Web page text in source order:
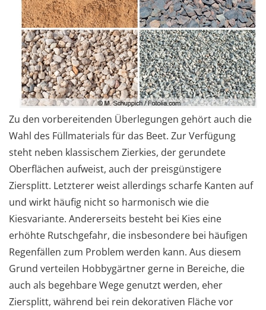
Zu den vorbereitenden Überlegungen gehört auch die
Wahl des Füllmaterials für das Beet. Zur Verfügung
steht neben klassischem Zierkies, der gerundete
Oberflächen aufweist, auch der preisgünstigere
Ziersplitt. Letzterer weist allerdings scharfe Kanten auf
und wirkt häufig nicht so harmonisch wie die
Kiesvariante. Andererseits besteht bei Kies eine
erhöhte Rutschgefahr, die insbesondere bei häufigen
Regenfällen zum Problem werden kann. Aus diesem
Grund verteilen Hobbygärtner gerne in Bereiche, die
auch als begehbare Wege genutzt werden, eher
Ziersplitt, während bei rein dekorativen Fläche vor